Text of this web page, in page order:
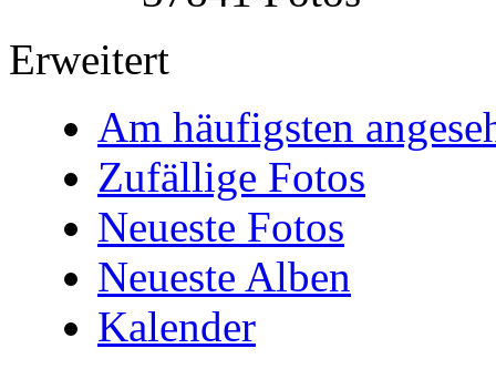
Erweitert
Am häufigsten
Zufällige Fotos
Neueste Fotos
Neueste Alben
Kalender